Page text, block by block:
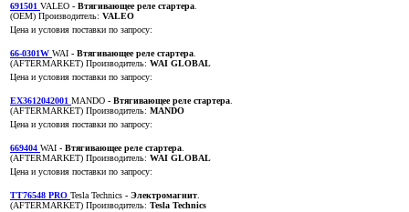
691501 VALEO - Втягивающее реле стартера.
(OEM) Производитель: VALEO
Цена и условия поставки по запросу:
66-0301W WAI - Втягивающее реле стартера.
(AFTERMARKET) Производитель: WAI GLOBAL
Цена и условия поставки по запросу:
EX3612042001 MANDO - Втягивающее реле стартера.
(AFTERMARKET) Производитель: MANDO
Цена и условия поставки по запросу:
669404 WAI - Втягивающее реле стартера.
(AFTERMARKET) Производитель: WAI GLOBAL
Цена и условия поставки по запросу:
TT76548 PRO Tesla Technics - Электромагнит.
(AFTERMARKET) Производитель: Tesla Technics